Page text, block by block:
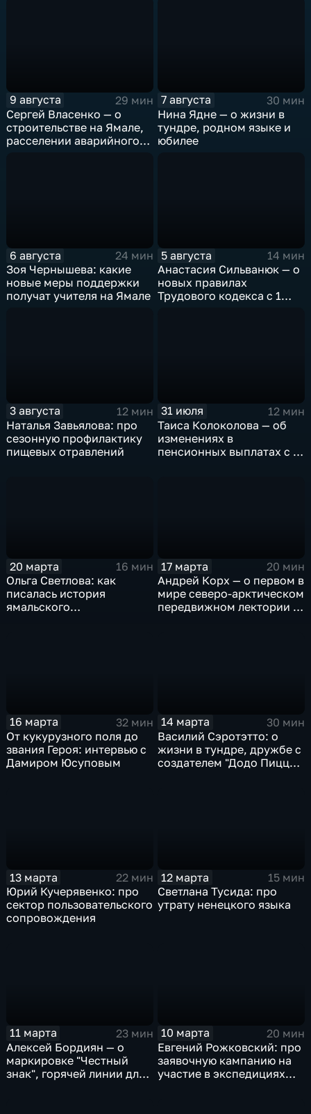
9 августа
29 мин
Сергей Власенко — о
строительстве на Ямале,
расселении аварийного
7 августа
30 мин
Нина Ядне — о жизни в
тундре, родном языке и
юбилее
6 августа
24 мин
Зоя Чернышева: какие
новые меры поддержки
получат учителя на Ямале
5 августа
14 мин
Анастасия Сильванюк — о
новых правилах
Трудового кодекса с 1
3 августа
12 мин
Наталья Завьялова: про
сезонную профилактику
пищевых отравлений
31 июля
12 мин
Таиса Колоколова — об
изменениях в
пенсионных выплатах с 1
20 марта
16 мин
Ольга Светлова: как
писалась история
ямальского
17 марта
20 мин
Андрей Корх — о первом в
мире северо-арктическом
передвижном лектории и
16 марта
32 мин
От кукурузного поля до
звания Героя: интервью с
Дамиром Юсуповым
14 марта
30 мин
Василий Сэротэтто: о
жизни в тундре, дружбе с
создателем "Додо Пиццы"
13 марта
22 мин
Юрий Кучерявенко: про
сектор пользовательского
сопровождения
12 марта
15 мин
Светлана Тусида: про
утрату ненецкого языка
11 марта
23 мин
Алексей Бордиян — о
маркировке "Честный
знак", горячей линии для
10 марта
20 мин
Евгений Рожковский: про
заявочную кампанию на
участие в экспедициях